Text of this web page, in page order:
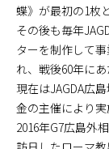
蝶》が最初の1枚
その後も毎年
ターを制作して
れ、戦後60年に
現在はJAGDA広
金の主催により
2016年G7広島外